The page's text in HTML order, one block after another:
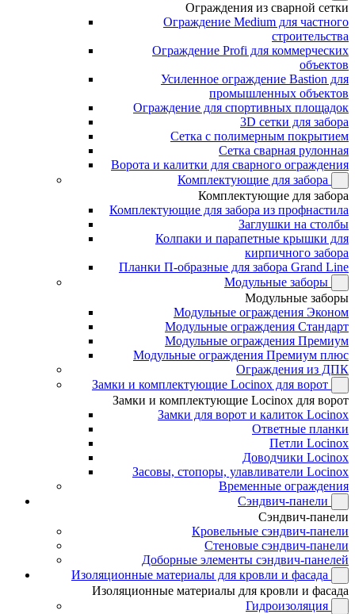
Ограждения из сварной сетки
Ограждение Medium для частного
строительства
Ограждение Profi для коммерческих
объектов
Усиленное ограждение Bastion для
промышленных объектов
Ограждение для спортивных площадок
3D сетки для забора
Сетка с полимерным покрытием
Сетка сварная рулонная
Ворота и калитки для сварного ограждения
Комплектующие для забора
Комплектующие для забора
Комплектующие для забора из профнастила
Заглушки на столбы
Колпаки и парапетные крышки для
кирпичного забора
Планки П-образные для забора Grand Line
Модульные заборы
Модульные заборы
Модульные ограждения Эконом
Модульные ограждения Стандарт
Модульные ограждения Премиум
Модульные ограждения Премиум плюс
Ограждения из ДПК
Замки и комплектующие Locinox для ворот
Замки и комплектующие Locinox для ворот
Замки для ворот и калиток Locinox
Ответные планки
Петли Locinox
Доводчики Locinox
Засовы, стопоры, улавливатели Locinox
Временные ограждения
Сэндвич-панели
Сэндвич-панели
Кровельные сэндвич-панели
Стеновые сэндвич-панели
Доборные элементы сэндвич-панелей
Изоляционные материалы для кровли и фасада
Изоляционные материалы для кровли и фасада
Гидроизоляция